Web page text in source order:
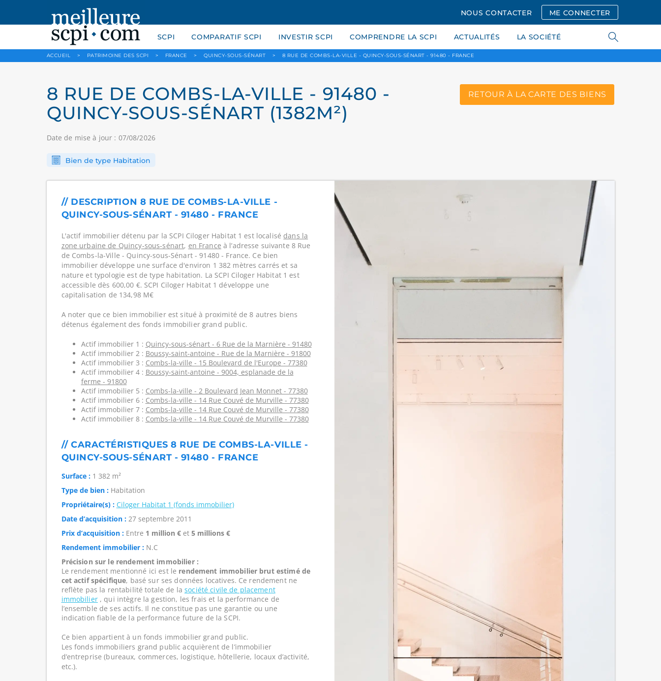
NOUS CONTACTER ME CONNECTER
SCPI COMPARATIF SCPI INVESTIR SCPI COMPRENDRE LA SCPI ACTUALITÉS LA SOCIÉTÉ
ACCUEIL > PATRIMOINE DES SCPI > FRANCE > QUINCY-SOUS-SÉNART > 8 RUE DE COMBS-LA-VILLE - QUINCY-SOUS-SÉNART - 91480 - FRANCE
8 RUE DE COMBS-LA-VILLE - 91480 -
QUINCY-SOUS-SÉNART (1382M²)
Date de mise à jour : 07/08/2026
RETOUR À LA CARTE DES BIENS
Bien de type Habitation
// DESCRIPTION 8 RUE DE COMBS-LA-VILLE -
QUINCY-SOUS-SÉNART - 91480 - FRANCE
L'actif immobilier détenu par la SCPI Ciloger Habitat 1 est localisé dans la
zone urbaine de Quincy-sous-sénart, en France à l’adresse suivante 8 Rue
de Combs-la-Ville - Quincy-sous-Sénart - 91480 - France. Ce bien
immobilier développe une surface d'environ 1 382 mètres carrés et sa
nature et typologie est de type habitation. La SCPI Ciloger Habitat 1 est
accessible dès 600,00 €. SCPI Ciloger Habitat 1 développe une
capitalisation de 134,98 M€
A noter que ce bien immobilier est situé à proximité de 8 autres biens
détenus également des fonds immobilier grand public.
Actif immobilier 1 : Quincy-sous-sénart - 6 Rue de la Marnière - 91480
Actif immobilier 2 : Boussy-saint-antoine - Rue de la Marnière - 91800
Actif immobilier 3 : Combs-la-ville - 15 Boulevard de l'Europe - 77380
Actif immobilier 4 : Boussy-saint-antoine - 9004, esplanade de la
ferme - 91800
Actif immobilier 5 : Combs-la-ville - 2 Boulevard Jean Monnet - 77380
Actif immobilier 6 : Combs-la-ville - 14 Rue Couvé de Murville - 77380
Actif immobilier 7 : Combs-la-ville - 14 Rue Couvé de Murville - 77380
Actif immobilier 8 : Combs-la-ville - 14 Rue Couvé de Murville - 77380
// CARACTÉRISTIQUES 8 RUE DE COMBS-LA-VILLE -
QUINCY-SOUS-SÉNART - 91480 - FRANCE
Surface :1 382 m²
Type de bien :Habitation
Propriétaire(s) : Ciloger Habitat 1 (fonds immobilier)
Date d’acquisition :27 septembre 2011
Prix d’acquisition :Entre 1 million €et 5 millions €
Rendement immobilier :N.C
Précision sur le rendement immobilier :
Le rendement mentionné ici est le rendement immobilier brut estimé de
cet actif spécifique, basé sur ses données locatives. Ce rendement ne
reflète pas la rentabilité totale de lasociété civile de placement
immobilier, qui intègre la gestion, les frais et la performance de
l’ensemble de ses actifs. Il ne constitue pas une garantie ou une
indication fiable de la performance future de la SCPI.
Ce bien appartient à un fonds immobilier grand public.
Les fonds immobiliers grand public acquièrent de l’immobilier
d’entreprise (bureaux, commerces, logistique, hôtellerie, locaux d’activité,
etc.).